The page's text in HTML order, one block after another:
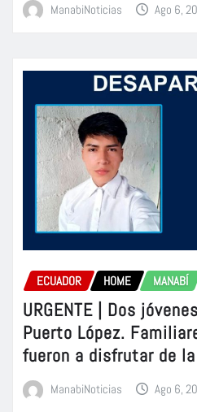
ManabiNoticias Ago 6,
ECUADOR HOME MANABÍ
URGENTE | Dos
Puerto López.
fueron a disfrutar de
ManabiNoticias Ago 6,